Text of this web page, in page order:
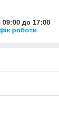
09:00 до 17:00
роботи